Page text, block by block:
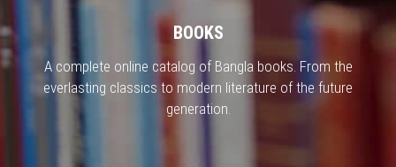
BOOKS
A complete online catalog of Bangla books. From the
everlasting classics to modern literature of the future
generation.